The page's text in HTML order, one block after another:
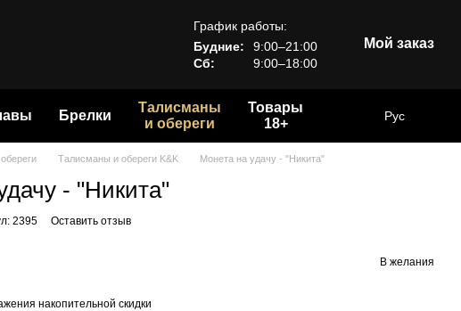
График работы:
Будние:
9:00–21:00
Сб:
9:00–18:00
Мой заказ
Брелки
Талисманы
и обереги
Товары
18+
Рус
Талисманы и обереги K&K Монета на удачу - "Никита"
- "Никита"
2395 Оставить отзыв
В желания
накопительной скидки